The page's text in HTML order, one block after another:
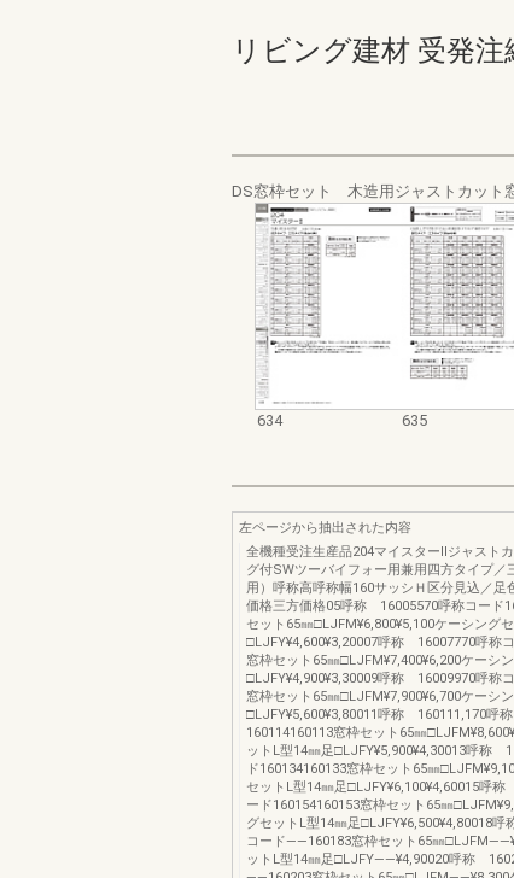
リビング建材 受発
DS窓枠セット 木造用ジャストカット
634 635
左ページから抽出された内容
全機種受注生産品204マイスターⅡジャスト
グ付SWツーバイフォー用兼用四方タイプ／
用）呼称高呼称幅160サッシＨ区分見込／足
価格三方価格05呼称 16005570呼称コード
セット65㎜□LJFM¥6,800¥5,100ケーシング
□LJFY¥4,600¥3,20007呼称 16007770呼称
窓枠セット65㎜□LJFM¥7,400¥6,200ケーシ
□LJFY¥4,900¥3,30009呼称 16009970呼称
窓枠セット65㎜□LJFM¥7,900¥6,700ケーシ
□LJFY¥5,600¥3,80011呼称 160111,170呼称
160114160113窓枠セット65㎜
ットL型14㎜足□LJFY¥5,900¥4,30013呼称
ド160134160133窓枠セット65㎜
セットL型14㎜足□LJFY¥6,100¥4,60015呼
ード160154160153窓枠セット65㎜
グセットL型14㎜足□LJFY¥6,500¥4,80018
コード――160183窓枠セット65㎜
ットL型14㎜足□LJFY――¥4,90020呼称